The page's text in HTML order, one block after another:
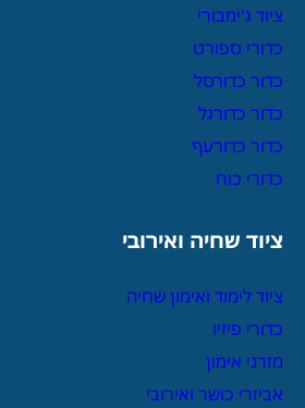
ציוד ג'ימבורי
כדורי ספורט
כדור כדורסל
כדור כדורגל
כדור כדורעף
כדורי כוח
ציוד שחיה ואירובי
ציוד לימוד ואימון שחיה
כדורי פיזיו
מזרני אימון
אביזרי כושר ואירובי